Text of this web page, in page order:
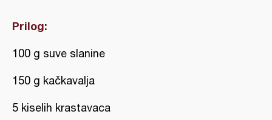
Prilog:
100 g suve slanine
150 g kačkavalja
5 kiselih krastavaca